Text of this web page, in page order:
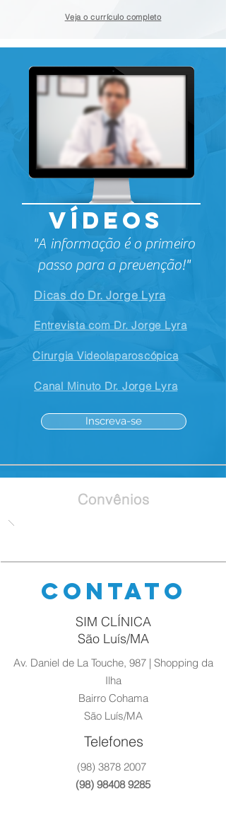
Veja o currículo completo
"A informação é o primeiro
passo para a prevenção!"
Vídeos
Dicas do Dr. Jorge Lyra
Entrevista com Dr. Jorge Lyra
Cirurgia Videolaparoscópica
Canal Minuto Dr. Jorge Lyra
Inscreva-se
Convênios
contato
SIM CLÍNICA
São Luís/MA
Av. Daniel de La Touche, 987 | Shopping da
Ilha
Bairro Cohama
São Luís/MA
Telefones
(98) 3878 2007
(98) 98408 9285